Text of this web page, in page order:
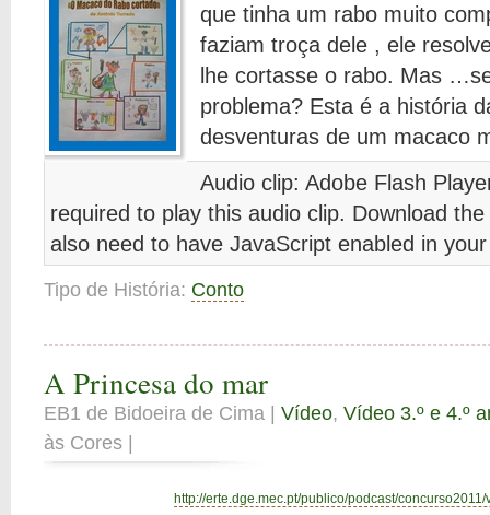
que tinha um rabo muito
faziam troça dele , ele
lhe cortasse o rabo. Mas
problema? Esta é a história
desventuras de um macaco
Audio clip: Adobe Flash
required to play this audio clip. Download
also need to have JavaScript enabled in
Tipo de História: Conto
A Princesa do mar
EB1 de Bidoeira de Cima | Vídeo, Vídeo 3.º e 4.º
às Cores |
http://erte.dge.mec.pt/publico/podcast/